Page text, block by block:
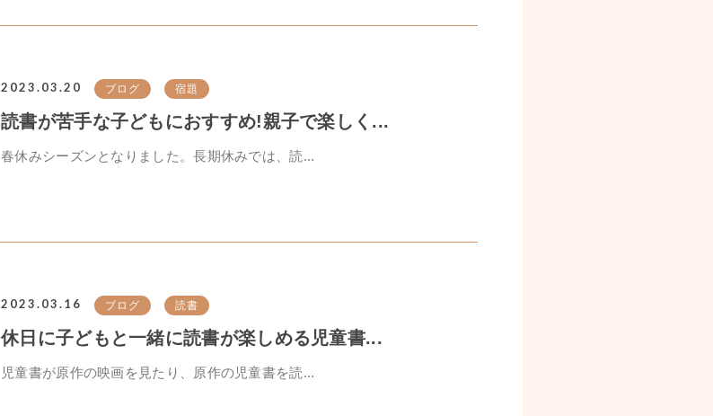
2023.03.20 ブログ 宿題
読書が苦手な子どもにおすすめ!親子で楽しく...
春休みシーズンとなりました。長期休みでは、読...
2023.03.16 ブログ 読書
休日に子どもと一緒に読書が楽しめる児童書...
児童書が原作の映画を見たり、原作の児童書を読...